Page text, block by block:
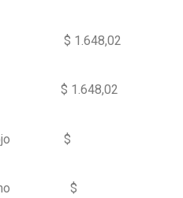
$ 1.648,02
$ 1.648,02
Rojo $
$